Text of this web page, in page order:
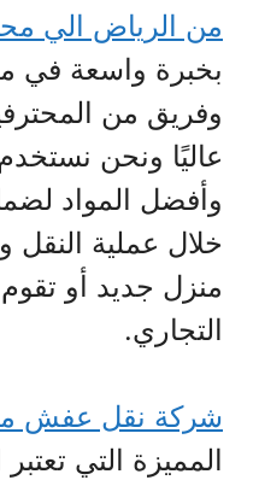
من الرياض الي
بخبرة واسعة في
وفريق من
عاليًا ونحن
وأفضل المواد
خلال عملية النقل
منزل جديد أو
التجاري.
شركة نقل عفش
المميزة التي تعتبر